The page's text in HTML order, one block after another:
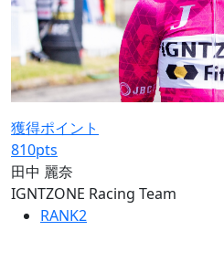
獲得ポイント
810pts
田中 麗奈
IGNTZONE Racing Team
RANK2